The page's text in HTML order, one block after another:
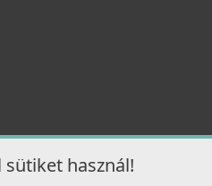
990 Ft
sütiket használ!